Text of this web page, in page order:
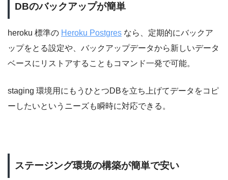
DBのバックアップが簡単
heroku 標準の Heroku Postgres なら、定期的にバックア
ップをとる設定や、バックアップデータから新しいデータ
ベースにリストアすることもコマンド一発で可能。
staging 環境用にもうひとつDBを立ち上げてデータをコピ
ーしたいというニーズも瞬時に対応できる。
ステージング環境の構築が簡単で安い